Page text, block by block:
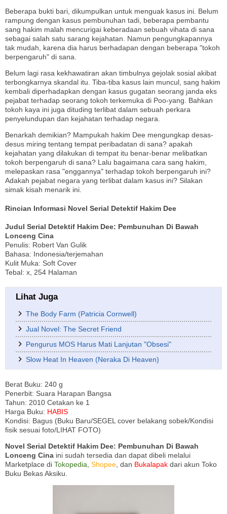
Beberapa bukti bari, dikumpulkan untuk menguak kasus ini. Belum
rampung dengan kasus pembunuhan tadi, beberapa pembantu
sang hakim malah mencurigai keberadaan sebuah vihata di sana
sebagai salah satu sarang kejahatan. Namun pengungkapannya
tak mudah, karena dia harus berhadapan dengan beberapa "tokoh
berpengaruh" di sana.
Belum lagi rasa kekhawatiran akan timbulnya gejolak sosial akibat
terbongkarnya skandal itu. Tiba-tiba kasus lain muncul, sang hakim
kembali diperhadapkan dengan kasus gugatan seorang janda eks
pejabat terhadap seorang tokoh terkemuka di Poo-yang. Bahkan
tokoh kaya ini juga dituding terlibat dalam sebuah perkara
penyelundupan dan kejahatan terhadap negara.
Benarkah demikian? Mampukah hakim Dee mengungkap desas-
desus miring tentang tempat peribadatan di sana? apakah
kejahatan yang dilakukan di tempat itu benar-benar melibatkan
tokoh berpengaruh di sana? Lalu bagaimana cara sang hakim,
melepaskan rasa "enggannya" terhadap tokoh berpengaruh ini?
Adakah pejabat negara yang terlibat dalam kasus ini? Silakan
simak kisah menarik ini.
Rincian Informasi Novel Serial Detektif Hakim Dee
Judul Serial Detektif Hakim Dee: Pembunuhan Di Bawah
Lonceng Cina
Penulis: Robert Van Gulik
Bahasa: Indonesia/terjemahan
Kulit Muka: Soft Cover
Tebal: x, 254 Halaman
Lihat Juga
The Body Farm (Patricia Cornwell)
Jual Novel: The Secret Friend
Pengurus MOS Harus Mati Lanjutan "Obsesi"
Slow Heat In Heaven (Neraka Di Heaven)
Berat Buku: 240 g
Penerbit: Suara Harapan Bangsa
Tahun: 2010 Cetakan ke 1
Harga Buku: HABIS
Kondisi: Bagus (Buku Baru/SEGEL cover belakang sobek/Kondisi
fisik sesuai foto/LIHAT FOTO)
Novel Serial Detektif Hakim Dee: Pembunuhan Di Bawah
Lonceng Cina ini sudah tersedia dan dapat dibeli melalui
Marketplace di Tokopedia, Shopee, dan Bukalapak dari akun Toko
Buku Bekas Aksiku.